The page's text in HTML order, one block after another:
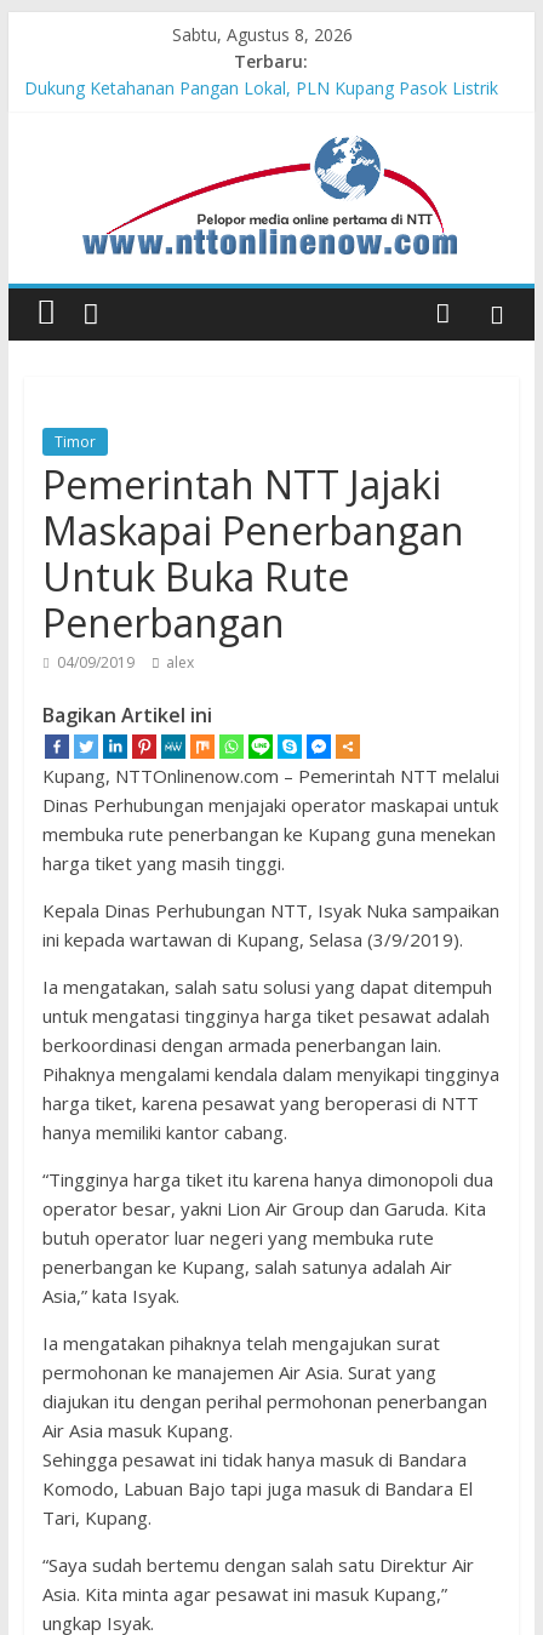
Sabtu, Agustus 8, 2026
Terbaru:
Dukung Ketahanan Pangan Lokal, PLN Kupang Pasok Listrik
Komisaris Independen Pertamina Patra Niaga Terpikat Produk
UMKM Mitra Binaan dengan Sentuhan Kemanusiaan dan
Keberlanjutan
Honda DBL 2026 East Java – North Resmi Bergulir, MPM
Generasi Muda
Teras Bank Indonesia Hadir di Belu, Bupati Willy : Terima Kasih
Timor
Pemerintah NTT Jajaki
Maskapai Penerbangan
Untuk Buka Rute
Penerbangan
04/09/2019 alex
Bagikan Artikel ini
Kupang, NTTOnlinenow.com – Pemerintah NTT melalui
Dinas Perhubungan menjajaki operator maskapai untuk
membuka rute penerbangan ke Kupang guna menekan
harga tiket yang masih tinggi.
Kepala Dinas Perhubungan NTT, Isyak Nuka sampaikan
ini kepada wartawan di Kupang, Selasa (3/9/2019).
Ia mengatakan, salah satu solusi yang dapat ditempuh
untuk mengatasi tingginya harga tiket pesawat adalah
berkoordinasi dengan armada penerbangan lain.
Pihaknya mengalami kendala dalam menyikapi tingginya
harga tiket, karena pesawat yang beroperasi di NTT
hanya memiliki kantor cabang.
“Tingginya harga tiket itu karena hanya dimonopoli dua
operator besar, yakni Lion Air Group dan Garuda. Kita
butuh operator luar negeri yang membuka rute
penerbangan ke Kupang, salah satunya adalah Air
Asia,” kata Isyak.
Ia mengatakan pihaknya telah mengajukan surat
permohonan ke manajemen Air Asia. Surat yang
diajukan itu dengan perihal permohonan penerbangan
Air Asia masuk Kupang.
Sehingga pesawat ini tidak hanya masuk di Bandara
Komodo, Labuan Bajo tapi juga masuk di Bandara El
Tari, Kupang.
“Saya sudah bertemu dengan salah satu Direktur Air
Asia. Kita minta agar pesawat ini masuk Kupang,”
ungkap Isyak.